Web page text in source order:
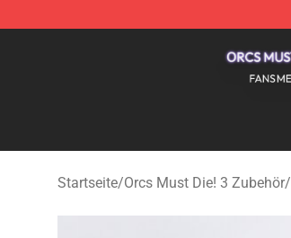
Startseite/Orcs Must Die! 3 Zubehör/